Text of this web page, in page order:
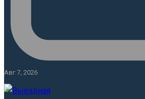
Авг 7, 2026